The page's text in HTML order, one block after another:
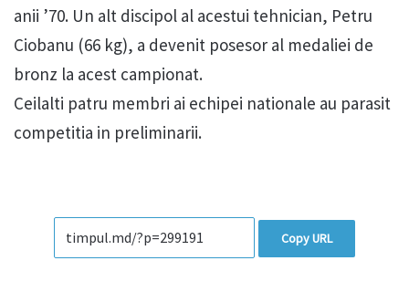
anii ’70. Un alt discipol al acestui tehnician, Petru
Ciobanu (66 kg), a devenit posesor al medaliei de
bronz la acest campionat.
Ceilalti patru membri ai echipei nationale au parasit
competitia in preliminarii.
Copy URL